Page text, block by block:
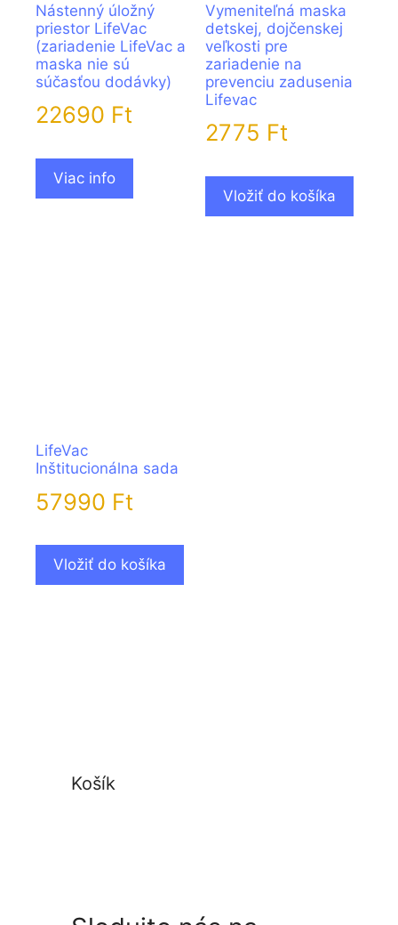
Nástenný úložný
priestor LifeVac
(zariadenie LifeVac a
maska nie sú
súčasťou dodávky)
22690 Ft
Viac info
Vymeniteľná maska
detskej, dojčenskej
veľkosti pre
zariadenie na
prevenciu zadusenia
Lifevac
2775 Ft
Vložiť do košíka
LifeVac
Inštitucionálna sada
57990 Ft
Vložiť do košíka
Košík